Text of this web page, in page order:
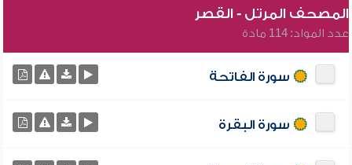
المصحف المرتل - القصر
عدد المواد: 114 مادة
سورة الفاتحة
سورة البقرة